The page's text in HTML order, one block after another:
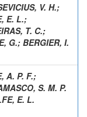
V. H.;
E. L.;
T. C.;
G.; BERGIER, I.
A. P. F.;
S. M. P.
E. L.